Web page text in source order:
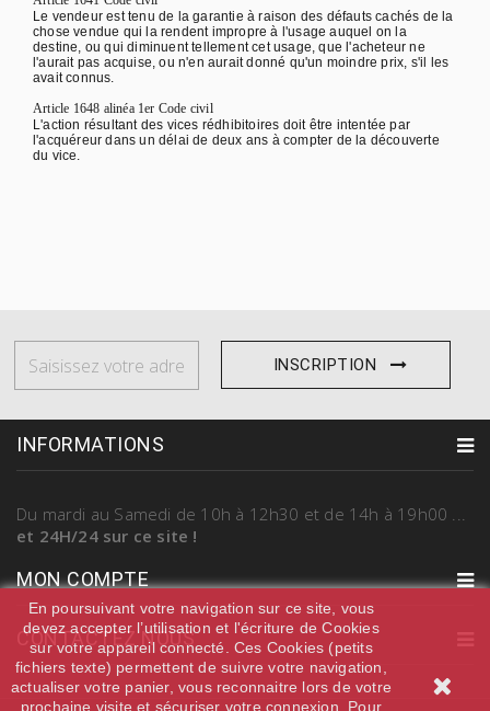
Le vendeur est tenu de la garantie à raison des défauts cachés de la
chose vendue qui la rendent impropre à l'usage auquel on la
destine, ou qui diminuent tellement cet usage, que l'acheteur ne
l'aurait pas acquise, ou n'en aurait donné qu'un moindre prix, s'il les
avait connus.
Article 1648 alinéa 1er Code civil
L'action résultant des vices rédhibitoires doit être intentée par
l'acquéreur dans un délai de deux ans à compter de la découverte
du vice.
INSCRIPTION
INFORMATIONS
Du mardi au Samedi de 10h à 12h30 et de 14h à 19h00 ...
et 24H/24 sur ce site !
MON COMPTE
CONTACTEZ NOUS
En poursuivant votre navigation sur ce site, vous
devez accepter l’utilisation et l'écriture de Cookies
sur votre appareil connecté. Ces Cookies (petits
fichiers texte) permettent de suivre votre navigation,
actualiser votre panier, vous reconnaitre lors de votre
prochaine visite et sécuriser votre connexion. Pour